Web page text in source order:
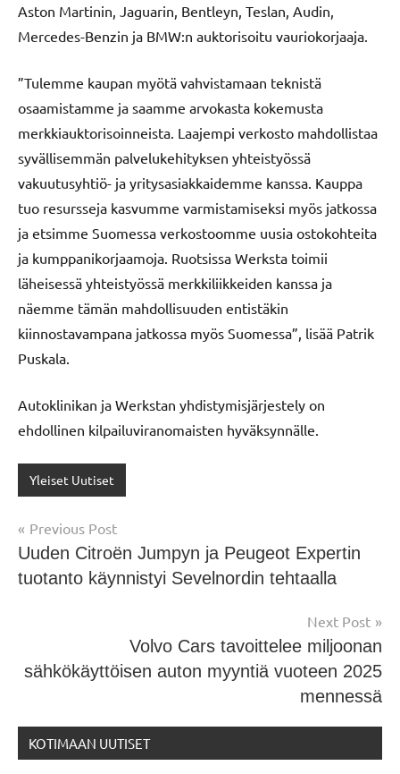
Aston Martinin, Jaguarin, Bentleyn, Teslan, Audin,
Mercedes-Benzin ja BMW:n auktorisoitu vauriokorjaaja.
”Tulemme kaupan myötä vahvistamaan teknistä
osaamistamme ja saamme arvokasta kokemusta
merkkiauktorisoinneista. Laajempi verkosto mahdollistaa
syvällisemmän palvelukehityksen yhteistyössä
vakuutusyhtiö- ja yritysasiakkaidemme kanssa. Kauppa
tuo resursseja kasvumme varmistamiseksi myös jatkossa
ja etsimme Suomessa verkostoomme uusia ostokohteita
ja kumppanikorjaamoja. Ruotsissa Werksta toimii
läheisessä yhteistyössä merkkiliikkeiden kanssa ja
näemme tämän mahdollisuuden entistäkin
kiinnostavampana jatkossa myös Suomessa”, lisää Patrik
Puskala.
Autoklinikan ja Werkstan yhdistymisjärjestely on
ehdollinen kilpailuviranomaisten hyväksynnälle.
Yleiset Uutiset
Post
navigation
Previous Post
Uuden Citroën Jumpyn ja Peugeot Expertin
tuotanto käynnistyi Sevelnordin tehtaalla
Next Post
Volvo Cars tavoittelee miljoonan
sähkökäyttöisen auton myyntiä vuoteen 2025
mennessä
KOTIMAAN UUTISET